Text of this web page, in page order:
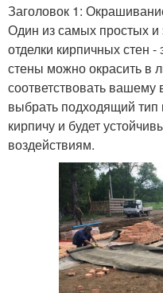
Заголовок 1:
Один из самых простых
отделки кирпичных стен
стены можно окрасить в
соответствовать
выбрать подходящий тип
кирпичу и будет
воздействиям.